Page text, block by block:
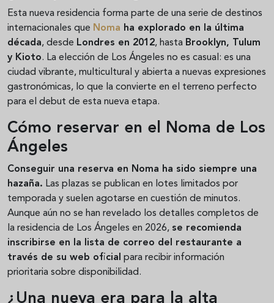
Esta nueva residencia forma parte de una serie de destinos
internacionales que Noma ha explorado en la última
década, desde Londres en 2012, hasta Brooklyn, Tulum
y Kioto. La elección de Los Ángeles no es casual: es una
ciudad vibrante, multicultural y abierta a nuevas expresiones
gastronómicas, lo que la convierte en el terreno perfecto
para el debut de esta nueva etapa.
Cómo reservar en el Noma de Los
Ángeles
Conseguir una reserva en Noma ha sido siempre una
hazaña. Las plazas se publican en lotes limitados por
temporada y suelen agotarse en cuestión de minutos.
Aunque aún no se han revelado los detalles completos de
la residencia de Los Ángeles en 2026, se recomienda
inscribirse en la lista de correo del restaurante a
través de su web oficial para recibir información
prioritaria sobre disponibilidad.
¿Una nueva era para la alta